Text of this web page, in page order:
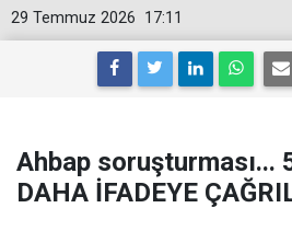
17:11
29 Temmuz 2026
Ahbap soruşturması...
DAHA İFADEYE